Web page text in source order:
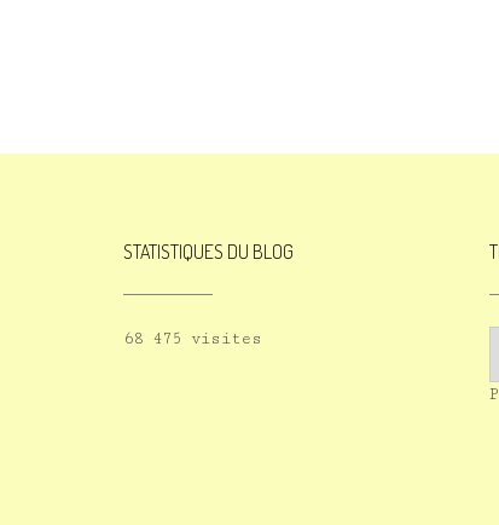
STATISTIQUES DU BLOG
68 475 visites